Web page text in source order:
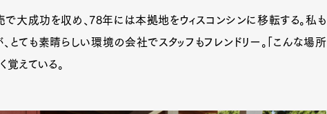
で大成功を収め、78年には本拠地をウィスコンシンに移転する。私も
ても素晴らしい環境の会社でスタッフもフレンドリー。「こんな場所
覚えている。